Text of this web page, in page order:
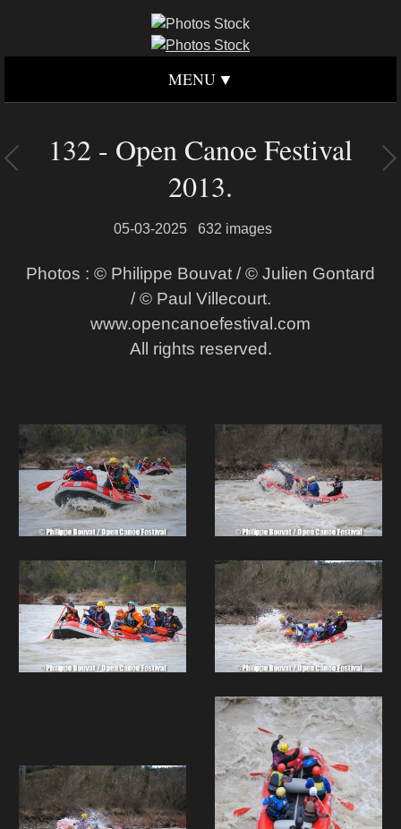
MENU
132 - Open Canoe Festival
2013.
05-03-2025 632 images
Photos : © Philippe Bouvat / © Julien Gontard
/ © Paul Villecourt.
www.opencanoefestival.com
All rights reserved.